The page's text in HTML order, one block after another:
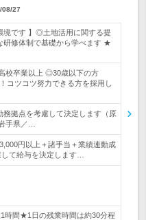
08/27
境です 】◎土地活用に関する提
修体制で基礎から学べます ★
校卒業以上 ◎30歳以下の方
コツコツ努力できる方を採用し
務拠点を考慮して決定します（原
手県／…
円以上＋諸手当＋業績連動成
て給与を決定します…
時間★1日の残業時間は約30分程